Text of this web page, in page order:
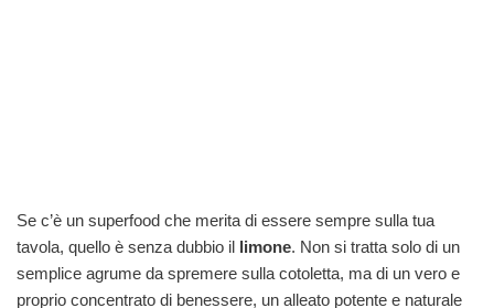
Se c’è un superfood che merita di essere sempre sulla tua
tavola, quello è senza dubbio il limone. Non si tratta solo di un
semplice agrume da spremere sulla cotoletta, ma di un vero e
proprio concentrato di benessere, un alleato potente e naturale